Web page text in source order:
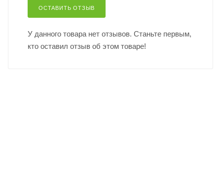
ОСТАВИТЬ ОТЗЫВ
У данного товара нет отзывов. Станьте первым,
кто оставил отзыв об этом товаре!